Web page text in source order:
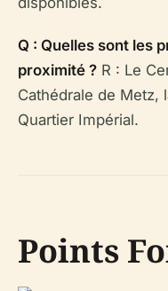
Q : Quelles sont les
proximité ? R : Le
Cathédrale de Metz,
Quartier Impérial.
Points